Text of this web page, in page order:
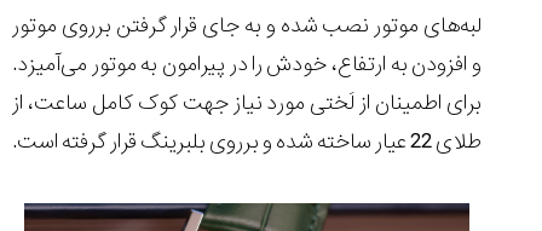
لبه‌های موتور نصب شده و به جای قرار گرفتن برروی موتور
و افزودن به ارتفاع، خودش را در پیرامون به موتور می‌آمیزد.
برای اطمینان از لَختی مورد نیاز جهت کوک کامل ساعت، از
طلای 22 عیار ساخته شده و برروی بلبرینگ قرار گرفته است.